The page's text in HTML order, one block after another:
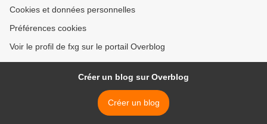
Cookies et données personnelles
Préférences cookies
Voir le profil de fxg sur le portail Overblog
Créer un blog sur Overblog
Créer un blog